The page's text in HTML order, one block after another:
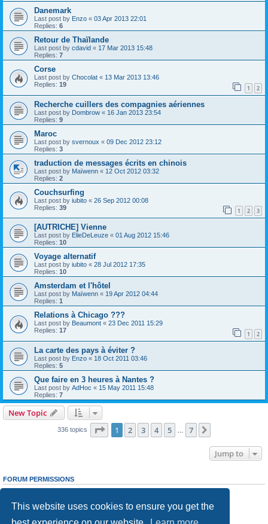
This website uses cookies to ensure you get the
Danemark
Last post by Enzo « 03 Apr 2013 22:01
Replies: 6
Retour de Thaïlande
Last post by cdavid « 17 Mar 2013 15:48
Replies: 7
Corse
Last post by Chocolat « 13 Mar 2013 13:46
Replies: 19 1 2
Recherche cuillers des compagnies aériennes
Last post by Dombrow « 16 Jan 2013 23:54
Replies: 9
Maroc
Last post by svernoux « 09 Dec 2012 23:12
Replies: 3
traduction de messages écrits en chinois
Last post by Maïwenn « 12 Oct 2012 03:32
Replies: 2
Couchsurfing
Last post by iubito « 26 Sep 2012 00:08
Replies: 39 1 2 3
[AUTRICHE] Vienne
Last post by ElieDeLeuze « 01 Aug 2012 15:46
Replies: 10
Voyage alternatif
Last post by iubito « 28 Jul 2012 17:35
Replies: 10
Amsterdam et l'hôtel
Last post by Maïwenn « 19 Apr 2012 04:44
Replies: 1
Relations à Chicago ???
Last post by Beaumont « 23 Dec 2011 15:29
Replies: 17 1 2
La carte des pays à éviter ?
Last post by Enzo « 18 Oct 2011 03:46
Replies: 5
Que faire en 3 heures à Nantes ?
Last post by AdHoc « 15 May 2011 15:48
Replies: 7
New Topic
336 topics Page 1of 7
1 2 3 4 5 7
Jump to
FORUM PERMISSIONS
Youcannotpost new topics in this forum
cannotedit your posts in this forum